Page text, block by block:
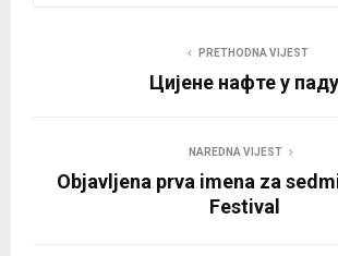
PRETHODNA VIJEST
Цијене нафте у паду
NAREDNA VIJEST
Objavljena prva imena za
Festival